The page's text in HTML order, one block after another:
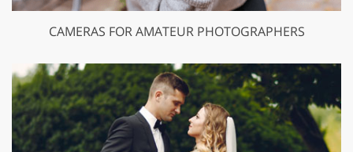
CAMERAS FOR AMATEUR PHOTOGRAPHERS